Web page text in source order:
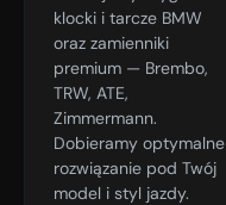
klocki i tarcze BMW
oraz zamienniki
premium — Brembo,
TRW, ATE,
Zimmermann.
Dobieramy optymalne
rozwiązanie pod Twój
model i styl jazdy.